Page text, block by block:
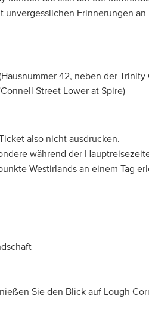
Erinnerungen an
42, neben der Trinity
Street Lower at Spire)
also nicht ausdrucken.
während der
Westirlands an einem Tag
Sie den Blick auf Lough